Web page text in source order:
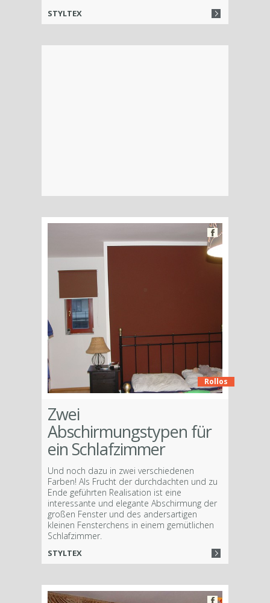
STYLTEX
Rollos
Zwei
Abschirmungstypen für
ein Schlafzimmer
Und noch dazu in zwei verschiedenen
Farben! Als Frucht der durchdachten und zu
Ende geführten Realisation ist eine
interessante und elegante Abschirmung der
großen Fenster und des andersartigen
kleinen Fensterchens in einem gemütlichen
Schlafzimmer.
STYLTEX